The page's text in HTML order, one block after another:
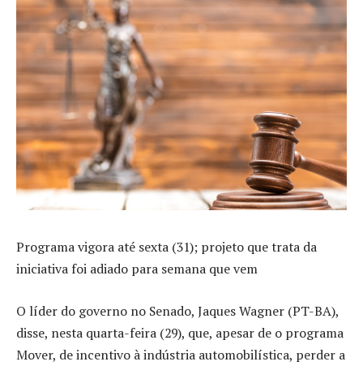
Programa vigora até sexta (31); projeto que trata da
iniciativa foi adiado para semana que vem
O líder do governo no Senado, Jaques Wagner (PT-BA),
disse, nesta quarta-feira (29), que, apesar de o programa
Mover, de incentivo à indústria automobilística, perder a